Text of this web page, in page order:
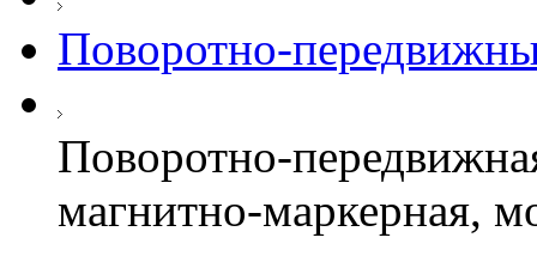
Поворотно-
Поворотно-
магнитно-маркерная,